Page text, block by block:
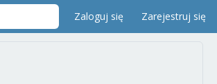
Zaloguj się Zarejestruj się